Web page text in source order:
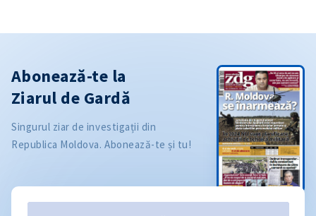
Abonează-te la
Ziarul de Gardă
Singurul ziar de investigații din
Republica Moldova. Abonează-te și tu!